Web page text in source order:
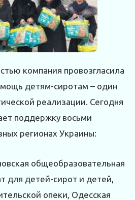
компания провозгласила
детям-сиротам – один
реализации. Сегодня
поддержку восьми
регионах Украины:
общеобразовательная
для детей-сирот и детей,
опеки, Одесская